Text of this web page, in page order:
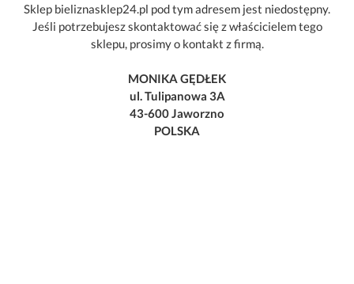
Sklep bieliznasklep24.pl pod tym adresem jest niedostępny.
Jeśli potrzebujesz skontaktować się z właścicielem tego
sklepu, prosimy o kontakt z firmą.
MONIKA GĘDŁEK
ul. Tulipanowa 3A
43-600 Jaworzno
POLSKA